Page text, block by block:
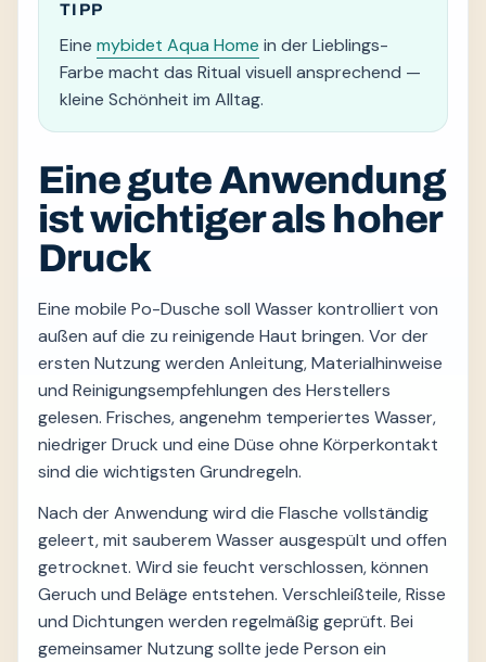
TIPP
Eine mybidet Aqua Home in der Lieblings-
Farbe macht das Ritual visuell ansprechend —
kleine Schönheit im Alltag.
Eine gute Anwendung
ist wichtiger als hoher
Druck
Eine mobile Po-Dusche soll Wasser kontrolliert von
außen auf die zu reinigende Haut bringen. Vor der
ersten Nutzung werden Anleitung, Materialhinweise
und Reinigungsempfehlungen des Herstellers
gelesen. Frisches, angenehm temperiertes Wasser,
niedriger Druck und eine Düse ohne Körperkontakt
sind die wichtigsten Grundregeln.
Nach der Anwendung wird die Flasche vollständig
geleert, mit sauberem Wasser ausgespült und offen
getrocknet. Wird sie feucht verschlossen, können
Geruch und Beläge entstehen. Verschleißteile, Risse
und Dichtungen werden regelmäßig geprüft. Bei
gemeinsamer Nutzung sollte jede Person ein